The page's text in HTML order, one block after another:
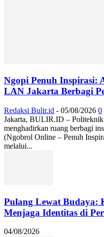
Ngopi Penuh Inspirasi:
LAN Jakarta Berbagi
Redaksi Bulir.id - 05/08/2026 0
Jakarta, BULIR.ID –
menghadirkan ruang berbagi
(Ngobrol Online – Penuh
melalui...
Pulang Lewat Budaya:
Menjaga Identitas di
04/08/2026